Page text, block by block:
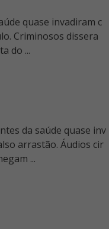
quase invadiram c
Criminosos dissera
do ...
da saúde quase inv
arrastão. Áudios cir
...